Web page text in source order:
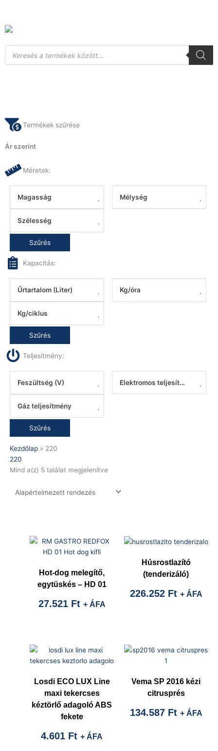
content
Products
search
Termékek szűrése
Ár szerint
Méretek:
Magasság Mélység
Szélesség
Szűrés
Kapacitás:
Űrtartalom (Liter) Kg/óra
Kg/ciklus
Szűrés
Teljesítmény:
Feszültség (V) Elektromos teljesítmény
Gáz teljesítmény
Szűrés
Kezdőlap » 220
220
Mind a(z) 5 találat megjelenítve
Hot-dog melegítő,
egytüskés – HD 01
27.521 Ft + ÁFA
Húsrostlazító
(tenderizáló)
226.252 Ft + ÁFA
Losdi ECO LUX Line
maxi tekercses
kéztörlő adagoló ABS
fekete
4.601 Ft + ÁFA
Vema SP 2016 kézi
citrusprés
134.587 Ft + ÁFA